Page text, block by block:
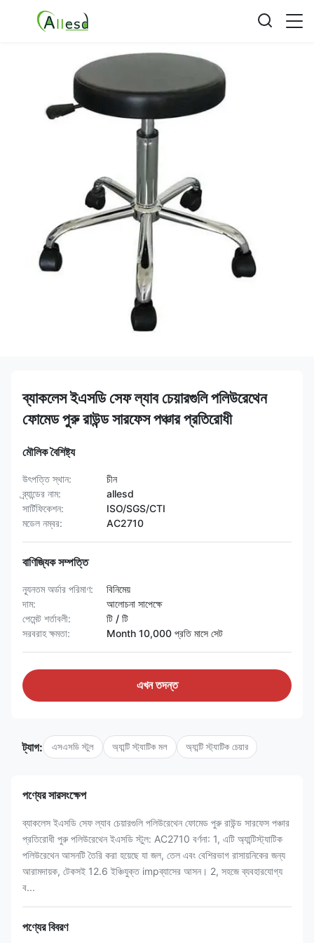
ব্যাকলেস ইএসডি সেফ ল্যাব চেয়ারগুলি পলিউরেথেন
ফোমেড পুরু রাউন্ড সারফেস পঞ্চার প্রতিরোধী
মৌলিক বৈশিষ্ট্য
উৎপত্তি স্থান:
চীন
ব্র্যান্ডের নাম:
allesd
সার্টিফিকেশন:
ISO/SGS/CTI
মডেল নম্বর:
AC2710
বাণিজ্যিক সম্পত্তি
ন্যূনতম অর্ডার পরিমাণ:
বিনিমেয়
দাম:
আলোচনা সাপেক্ষে
পেমেন্ট শর্তাবলী:
টি / টি
সরবরাহ ক্ষমতা:
Month 10,000 প্রতি মাসে সেট
এখন তদন্ত
ট্যাগ: এসএসডি স্টুল অ্যান্টি স্ট্যাটিক মল অ্যান্টি স্ট্যাটিক চেয়ার
পণ্যের সারসংক্ষেপ
ব্যাকলেস ইএসডি সেফ ল্যাব চেয়ারগুলি পলিউরেথেন ফোমেড পুরু রাউন্ড সারফেস পঞ্চার
প্রতিরোধী পুরু পলিউরেথেন ইএসডি স্টুল: AC2710 বর্ণনা: 1, এটি অ্যান্টিস্ট্যাটিক
পলিউরেথেন আসনটি তৈরি করা হয়েছে যা জল, তেল এবং বেশিরভাগ রাসায়নিকের জন্য
আরামদায়ক, টেকসই 12.6 ইঞ্চিযুক্ত impব্যাসের আসন। 2, সহজে ব্যবহারযোগ্য
ব...
পণ্যের বিবরণ